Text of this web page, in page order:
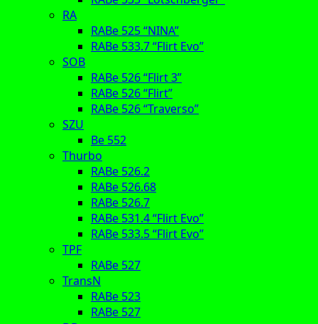
RA
RABe 525 “NINA”
RABe 533.7 “Flirt Evo”
SOB
RABe 526 “Flirt 3”
RABe 526 “Flirt”
RABe 526 “Traverso”
SZU
Be 552
Thurbo
RABe 526.2
RABe 526.68
RABe 526.7
RABe 531.4 “Flirt Evo”
RABe 533.5 “Flirt Evo”
TPF
RABe 527
TransN
RABe 523
RABe 527